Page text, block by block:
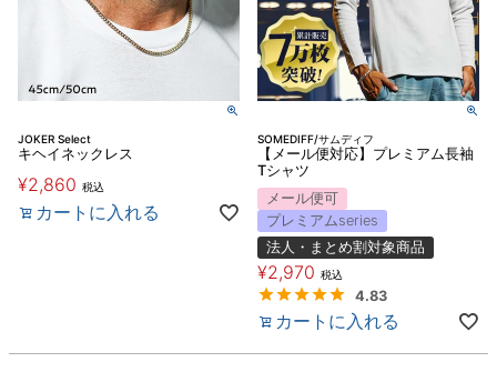
JOKER Select
キヘイネックレス
¥2,860 税込
カートに入れる
SOMEDIFF/サムディフ
【メール便対応】プレミアム長袖
Tシャツ
メール便可
プレミアムseries
法人・まとめ割対象商品
¥2,970 税込
4.83
カートに入れる